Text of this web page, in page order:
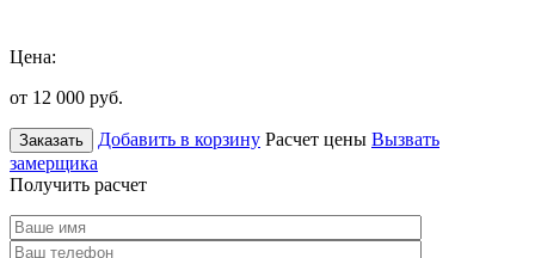
Цена:
от 12 000 руб.
Заказать Добавить в корзину Расчет цены Вызвать
замерщика
Получить расчет